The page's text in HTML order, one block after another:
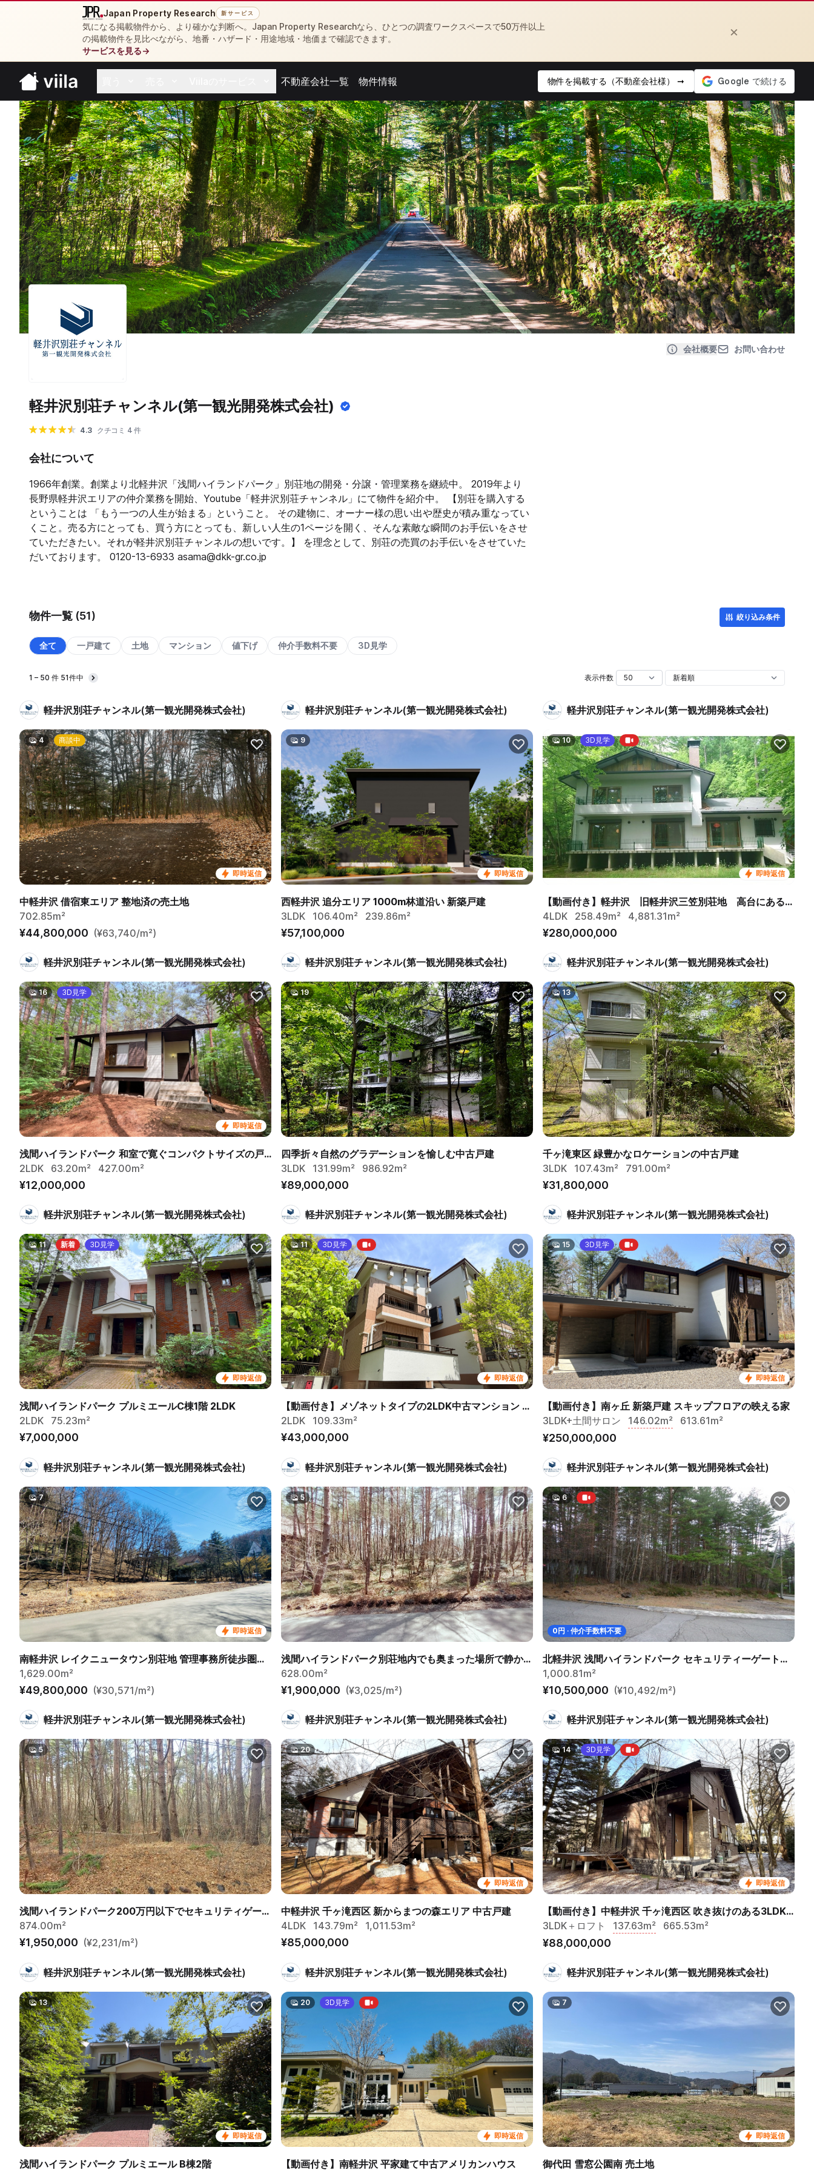
Japan Property Research 新サービス
気になる掲載物件から、より確かな判断へ。Japan Property Researchなら、ひとつの調査ワークスペースで50万件以上
の掲載物件を見比べながら、地番・ハザード・用途地域・地価まで確認できます。
サービスを見る→
×
Open resources menuOpen agent menu
不動産会社一覧
Open feed menu
物件情報 物件を掲載する（不動産会社様） ➞
会社概要 お問い合わせ
軽井沢別荘チャンネル(第一観光開発株式会社)
4.3 クチコミ 4 件
会社について
1966年創業。創業より北軽井沢「浅間ハイランドパーク」別荘地の開発・分譲・管理業務を継続中。 2019年より
長野県軽井沢エリアの仲介業務を開始、Youtube「軽井沢別荘チャンネル」にて物件を紹介中。 【別荘を購入する
ということは 「もう一つの人生が始まる」ということ。 その建物に、オーナー様の思い出や歴史が積み重なってい
くこと。​ ​売る方にとっても、買う方にとっても、新しい人生の1ページを開く、そんな素敵な瞬間のお手伝いをさせ
ていただきたい。 ​それが軽井沢別荘チャンネルの想いです。】 を理念として、別荘の売買のお手伝いをさせていた
だいております。 0120-13-6933 asama@dkk-gr.co.jp
物件一覧 (51) 絞り込み条件
全て 一戸建て 土地 マンション 値下げ 仲介手数料不要 3D見学
1 – 50 件 51件中 Next 表示件数
軽井沢別荘チャンネル(第一観光開発株式会社)
即時返信
4 商談中
中軽井沢 借宿東エリア 整地済の売土地
702.85m²
¥44,800,000 (¥63,740/m²)
軽井沢別荘チャンネル(第一観光開発株式会社)
即時返信
9
西軽井沢 追分エリア 1000m林道沿い 新築戸建
3LDK
106.40m² 239.86m²
¥57,100,000
軽井沢別荘チャンネル(第一観光開発株式会社)
即時返信
10 3D見学
【動画付き】軽井沢 旧軽井沢三笠別荘地 高台にある中古別荘
4LDK
258.49m² 4,881.31m²
¥280,000,000
軽井沢別荘チャンネル(第一観光開発株式会社)
即時返信
16 3D見学
浅間ハイランドパーク 和室で寛ぐコンパクトサイズの戸建
2LDK
63.20m² 427.00m²
¥12,000,000
軽井沢別荘チャンネル(第一観光開発株式会社)
19
四季折々自然のグラデーションを愉しむ中古戸建
3LDK
131.99m² 986.92m²
¥89,000,000
軽井沢別荘チャンネル(第一観光開発株式会社)
13
千ヶ滝東区 緑豊かなロケーションの中古戸建
3LDK
107.43m² 791.00m²
¥31,800,000
軽井沢別荘チャンネル(第一観光開発株式会社)
即時返信
11 新着 3D見学
浅間ハイランドパーク プルミエールC棟1階 2LDK
2LDK
75.23m²
¥7,000,000
軽井沢別荘チャンネル(第一観光開発株式会社)
即時返信
11 3D見学
【動画付き】メゾネットタイプの2LDK中古マンション 2026年リフォーム済
2LDK
109.33m²
¥43,000,000
軽井沢別荘チャンネル(第一観光開発株式会社)
即時返信
15 3D見学
【動画付き】南ヶ丘 新築戸建 スキップフロアの映える家
3LDK+土間サロン
146.02m² 613.61m²
¥250,000,000
軽井沢別荘チャンネル(第一観光開発株式会社)
即時返信
7
南軽井沢 レイクニュータウン別荘地 管理事務所徒歩圏内の売土地
1,629.00m²
¥49,800,000 (¥30,571/m²)
軽井沢別荘チャンネル(第一観光開発株式会社)
5
浅間ハイランドパーク別荘地内でも奥まった場所で静かな土地
628.00m²
¥1,900,000 (¥3,025/m²)
軽井沢別荘チャンネル(第一観光開発株式会社)
0円 · 仲介手数料不要
6
北軽井沢 浅間ハイランドパーク セキュリティーゲートすぐ！
1,000.81m²
¥10,500,000 (¥10,492/m²)
軽井沢別荘チャンネル(第一観光開発株式会社)
5
浅間ハイランドパーク200万円以下でセキュリティゲートから離れていて静かな土地
874.00m²
¥1,950,000 (¥2,231/m²)
軽井沢別荘チャンネル(第一観光開発株式会社)
即時返信
20
中軽井沢 千ヶ滝西区 新からまつの森エリア 中古戸建
4LDK
143.79m² 1,011.53m²
¥85,000,000
軽井沢別荘チャンネル(第一観光開発株式会社)
即時返信
14 3D見学
【動画付き】中軽井沢 千ヶ滝西区 吹き抜けのある3LDK＋ロフト 中古戸建
3LDK＋ロフト
137.63m² 665.53m²
¥88,000,000
軽井沢別荘チャンネル(第一観光開発株式会社)
即時返信
13
浅間ハイランドパーク プルミエール B棟2階
軽井沢別荘チャンネル(第一観光開発株式会社)
即時返信
20 3D見学
【動画付き】南軽井沢 平家建て中古アメリカンハウス
軽井沢別荘チャンネル(第一観光開発株式会社)
即時返信
7
御代田 雪窓公園南 売土地